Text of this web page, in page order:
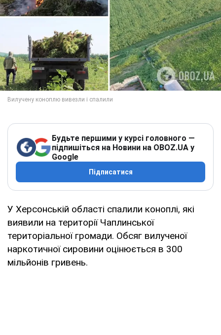
Будьте першими у курсі головного —
підпишіться на Новини на OBOZ.UA у
Google
Підписатися
У Херсонській області спалили коноплі, які
виявили на території Чаплинської
територіальної громади. Обсяг вилученої
наркотичної сировини оцінюється в 300
мільйонів гривень.